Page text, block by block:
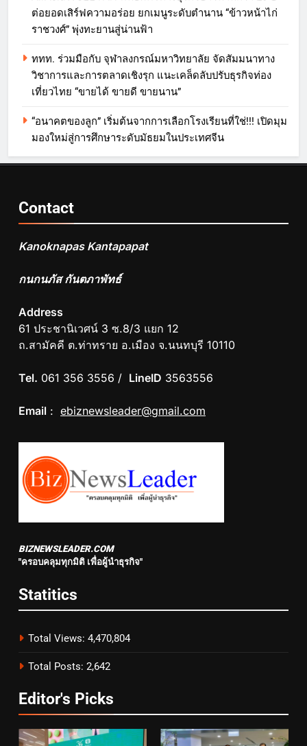
ต่อยอดเสิร์ฟความอร่อย ยกเมนูระดับตำนาน “ข้าวหน้าไก่
ราชวงศ์” พุ่งทะยานสู่น่านฟ้า
ททท. ร่วมมือกับ จุฬาลงกรณ์มหาวิทยาลัย จัดสัมมนาทาง
วิชาการและการตลาดเชิงรุก แนะเคล็ดลับปรับธุรกิจท่อง
เที่ยวไทย “ขายได้ ขายดี ขายนาน”
“อนาคตของลูก” เริ่มต้นจากการเลือกโรงเรียนที่ใช่!!! เปิดมุม
มองใหม่สู่การศึกษาระดับมัธยมในประเทศจีน
Contact
Kanoknapas Kantapapat
กนกนภัส กันตภาพัทธ์
Address
61 ประชานิเวศน์ 3 ซ.8/3 แยก 12
ถ.สามัคคี ต.ท่าทราย อ.เมือง จ.นนทบุรี 10110
Tel. 061 356 3556 / LineID 3563556
Email : ebiznewsleader@gmail.com
BIZNEWSLEADER.COM
"ครอบคลุมทุกมิติ เพื่อผู้นำธุรกิจ"
Statitics
Total Views: 4,470,804
Total Posts: 2,642
Editor's Picks